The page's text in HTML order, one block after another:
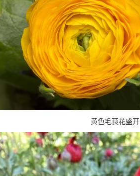
黄色毛茛花盛开